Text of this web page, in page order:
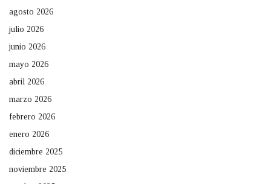
agosto 2026
julio 2026
junio 2026
mayo 2026
abril 2026
marzo 2026
febrero 2026
enero 2026
diciembre 2025
noviembre 2025